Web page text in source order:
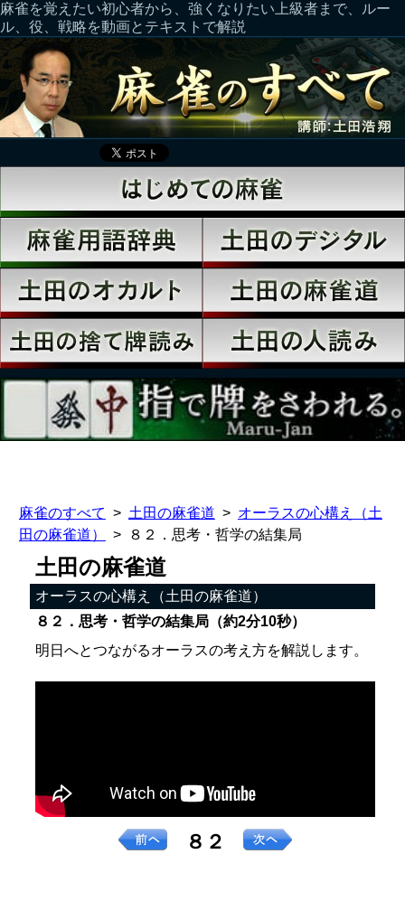
麻雀を覚えたい初心者から、強くなりたい上級者まで、ルー
ル、役、戦略を動画とテキストで解説
麻雀のすべて 土田の麻雀道
オーラスの心構え（土
田の麻雀道）
８２．思考・哲学の結集局
土田の麻雀道
オーラスの心構え（土田の麻雀道）
８２．思考・哲学の結集局（約2分10秒）
明日へとつながるオーラスの考え方を解説します。
８２